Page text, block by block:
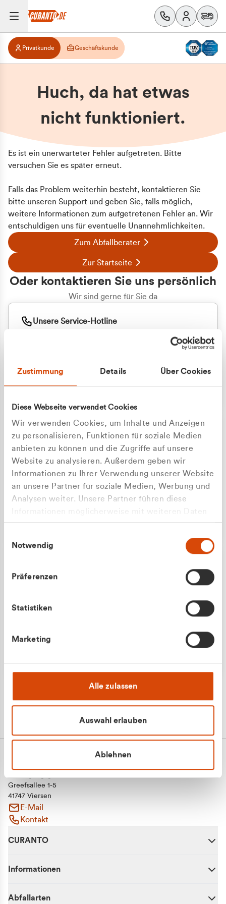
Zustimmung Details Über Cookies
Diese Webseite verwendet Cookies
Wir verwenden Cookies, um Inhalte und Anzeigen
zu personalisieren, Funktionen für soziale Medien
anbieten zu können und die Zugriffe auf unsere
Website zu analysieren. Außerdem geben wir
Informationen zu Ihrer Verwendung unserer Website
an unsere Partner für soziale Medien, Werbung und
Analysen weiter. Unsere Partner führen diese
zusammen, die Sie ihnen bereitgestellt haben oder
gesammelt haben.
Notwendig
Präferenzen
Statistiken
Marketing
Alle zulassen
Auswahl erlauben
Ablehnen
Zu welcher Kundengruppe
Privatkunde Geschäftskunde
Huch, da hat etwas
nicht funktioniert.
Es ist ein unerwarteter Fehler aufgetreten. Bitte
versuchen Sie es später erneut.
Falls das Problem weiterhin besteht, kontaktieren Sie
bitte unseren Support und geben Sie, falls möglich,
weitere Informationen zum aufgetretenen Fehler an. Wir
entschuldigen uns für eventuelle Unannehmlichkeiten.
Zum Abfallberater
Zur Startseite
Oder kontaktieren Sie uns persönlich
Wir sind gerne für Sie da
Unsere Service-Hotline
+49 177 8376058
Apilash Balanesan
Greefsallee 1-5
41747 Viersen
E-Mail
Kontakt
CURANTO
Informationen
Abfallarten